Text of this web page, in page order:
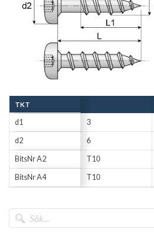
TKT
d1 3
d2 6
BitsNr A2 T10
BitsNr A4 T10